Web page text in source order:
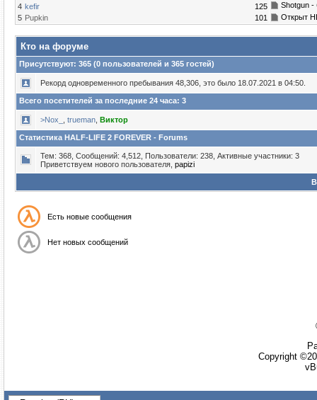
Shotgun -
Открыт
4 kefir
125
5 Puрkin 101
Кто на форуме
Присутствуют: 365 (0 пользователей и 365 гостей)
Рекорд одновременного пребывания 48,306, это было 18.07.2021 в 04:50.
Всего посетителей за последние 24 часа: 3
>Nox_ trueman Виктор
Статистика HALF-LIFE 2 FOREVER - Forums
Тем: 368, Сообщений: 4,512, Пользователи: 238, Активные участники: 3
Приветствуем нового пользователя, papizi
Есть новые сообщения
Нет новых сообщений
Copyright